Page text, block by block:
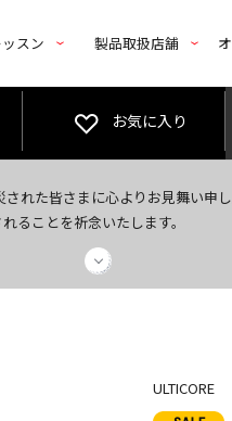
スン 製品取扱店舗
お気に入り
れた皆さまに心よりお見舞い申し
ることを祈念いたします。
ント！
ULTICORE